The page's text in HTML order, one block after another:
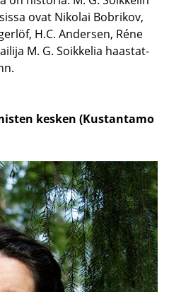
ovat Ni­ko­lai Bo­bri­kov,
H.C. An­der­sen, Réne
M. G. Soik­ke­lia haas­tat­
kes­ken (Kus­tan­ta­mo